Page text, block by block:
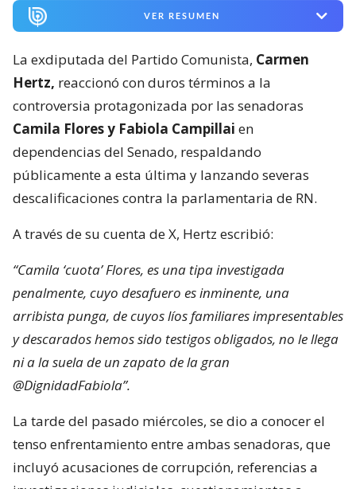
VER RESUMEN
La exdiputada del Partido Comunista, Carmen
Hertz, reaccionó con duros términos a la
controversia protagonizada por las senadoras
Camila Flores y Fabiola Campillai en
dependencias del Senado, respaldando
públicamente a esta última y lanzando severas
descalificaciones contra la parlamentaria de RN.
A través de su cuenta de X, Hertz escribió:
“Camila ‘cuota’ Flores, es una tipa investigada
penalmente, cuyo desafuero es inminente, una
arribista punga, de cuyos líos familiares impresentables
y descarados hemos sido testigos obligados, no le llega
ni a la suela de un zapato de la gran
@DignidadFabiola”.
La tarde del pasado miércoles, se dio a conocer el
tenso enfrentamiento entre ambas senadoras, que
incluyó acusaciones de corrupción, referencias a